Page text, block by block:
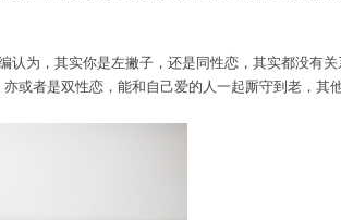
认为，其实你是左撇子，还是同性恋，其实都没有
或者是双性恋，能和自己爱的人一起厮守到老，其